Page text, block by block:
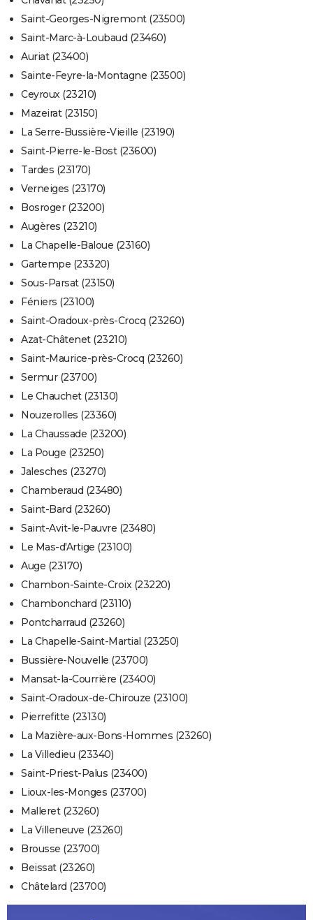
Saint-Georges-Nigremont (23500)
Saint-Marc-à-Loubaud (23460)
Auriat (23400)
Sainte-Feyre-la-Montagne (23500)
Ceyroux (23210)
Mazeirat (23150)
La Serre-Bussière-Vieille (23190)
Saint-Pierre-le-Bost (23600)
Tardes (23170)
Verneiges (23170)
Bosroger (23200)
Augères (23210)
La Chapelle-Baloue (23160)
Gartempe (23320)
Sous-Parsat (23150)
Féniers (23100)
Saint-Oradoux-près-Crocq (23260)
Azat-Châtenet (23210)
Saint-Maurice-près-Crocq (23260)
Sermur (23700)
Le Chauchet (23130)
Nouzerolles (23360)
La Chaussade (23200)
La Pouge (23250)
Jalesches (23270)
Chamberaud (23480)
Saint-Bard (23260)
Saint-Avit-le-Pauvre (23480)
Le Mas-d'Artige (23100)
Auge (23170)
Chambon-Sainte-Croix (23220)
Chambonchard (23110)
Pontcharraud (23260)
La Chapelle-Saint-Martial (23250)
Bussière-Nouvelle (23700)
Mansat-la-Courrière (23400)
Saint-Oradoux-de-Chirouze (23100)
Pierrefitte (23130)
La Mazière-aux-Bons-Hommes (23260)
La Villedieu (23340)
Saint-Priest-Palus (23400)
Lioux-les-Monges (23700)
Malleret (23260)
La Villeneuve (23260)
Brousse (23700)
Beissat (23260)
Châtelard (23700)